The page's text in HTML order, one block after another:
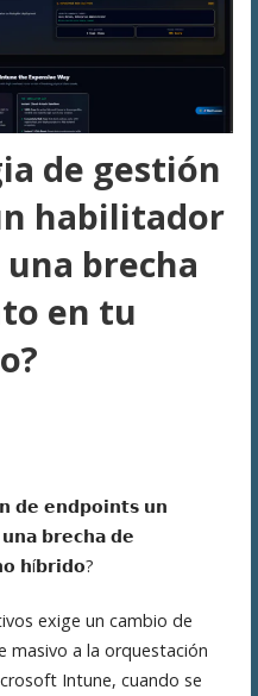
de gestión
habilitador
brecha
en tu
𝗱𝗲 𝗲𝗻𝗱𝗽𝗼𝗶𝗻𝘁𝘀 𝘂𝗻
𝘂𝗻𝗮 𝗯𝗿𝗲𝗰𝗵𝗮 𝗱𝗲
𝗵í𝗯𝗿𝗶𝗱𝗼?
exige un cambio de
masivo a la orquestación
Intune, cuando se